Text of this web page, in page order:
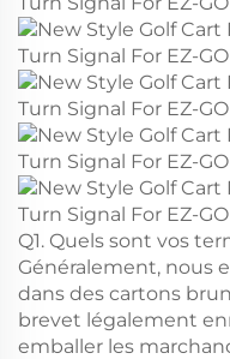
Q1. Quels sont vos
Généralement, nous
dans des cartons
brevet légalement
emballer les